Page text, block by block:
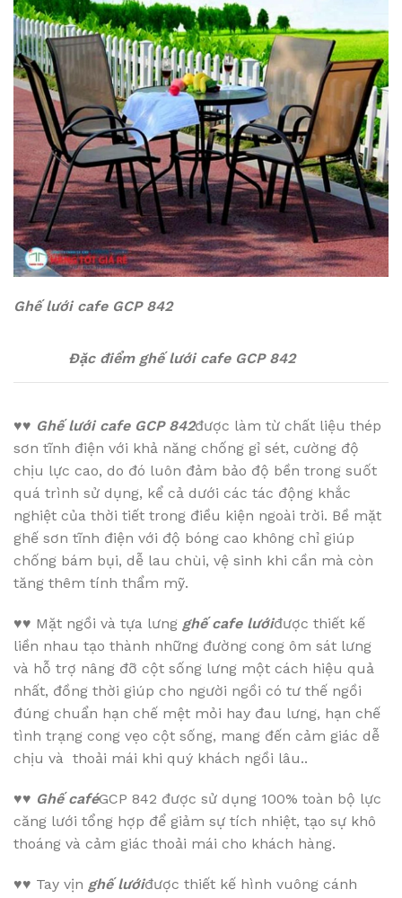
Ghế lưới cafe GCP 842
Đặc điểm ghế lưới cafe GCP 842
♥♥ Ghế lưới cafe GCP 842được làm từ chất liệu thép
sơn tĩnh điện với khả năng chống gỉ sét, cường độ
chịu lực cao, do đó luôn đảm bảo độ bền trong suốt
quá trình sử dụng, kể cả dưới các tác động khắc
nghiệt của thời tiết trong điều kiện ngoài trời. Bề mặt
ghế sơn tĩnh điện với độ bóng cao không chỉ giúp
chống bám bụi, dễ lau chùi, vệ sinh khi cần mà còn
tăng thêm tính thẩm mỹ.
♥♥ Mặt ngồi và tựa lưng ghế cafe lướiđược thiết kế
liền nhau tạo thành những đường cong ôm sát lưng
và hỗ trợ nâng đỡ cột sống lưng một cách hiệu quả
nhất, đồng thời giúp cho người ngồi có tư thế ngồi
đúng chuẩn hạn chế mệt mỏi hay đau lưng, hạn chế
tình trạng cong vẹo cột sống, mang đến cảm giác dễ
chịu và thoải mái khi quý khách ngồi lâu..
♥♥ Ghế caféGCP 842 được sử dụng 100% toàn bộ lực
căng lưới tổng hợp để giảm sự tích nhiệt, tạo sự khô
thoáng và cảm giác thoải mái cho khách hàng.
♥♥ Tay vịn ghế lướiđược thiết kế hình vuông cánh